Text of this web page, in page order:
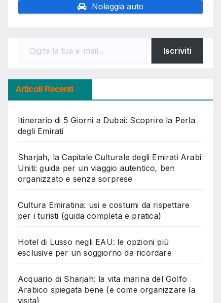
Noleggia auto
Iscriviti
Articoli Recenti
Itinerario di 5 Giorni a Dubai: Scoprire la Perla
degli Emirati
Sharjah, la Capitale Culturale degli Emirati Arabi
Uniti: guida per un viaggio autentico, ben
organizzato e senza sorprese
Cultura Emiratina: usi e costumi da rispettare
per i turisti (guida completa e pratica)
Hotel di Lusso negli EAU: le opzioni più
esclusive per un soggiorno da ricordare
Acquario di Sharjah: la vita marina del Golfo
Arabico spiegata bene (e come organizzare la
visita)